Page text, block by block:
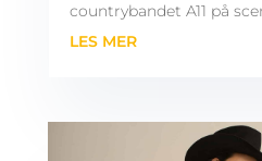
countrybandet A11 på
LES MER